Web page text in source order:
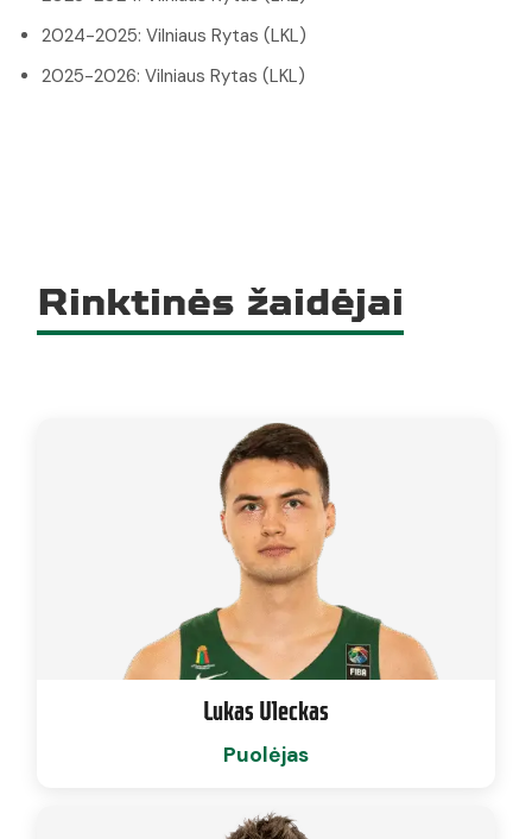
2024-2025: Vilniaus Rytas (LKL)
2025-2026: Vilniaus Rytas (LKL)
Rinktinės žaidėjai
Lukas Uleckas
Puolėjas